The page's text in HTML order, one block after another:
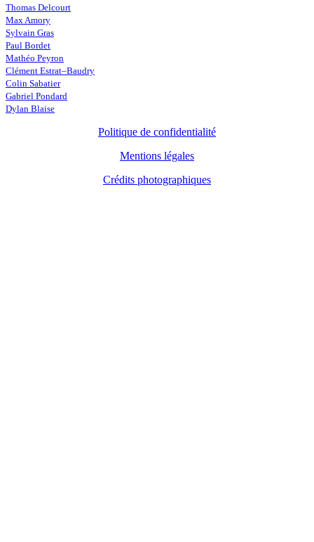
Thomas Delcourt
Max Amory
Sylvain Gras
Paul Bordet
Mathéo Peyron
Clément Estrat–Baudry
Colin Sabatier
Gabriel Pondard
Dylan Blaise
Politique de confidentialité
Mentions légales
Crédits photographiques